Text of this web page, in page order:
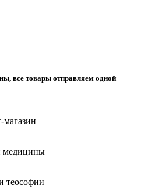
все товары отправляем одной
магазин
медицины
теософии